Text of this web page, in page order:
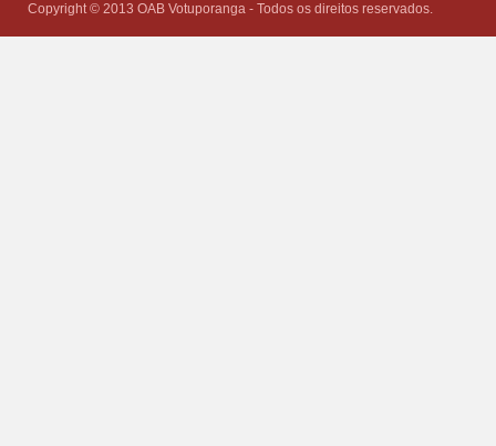
Copyright © 2013 OAB Votuporanga - Todos os direitos reservados.